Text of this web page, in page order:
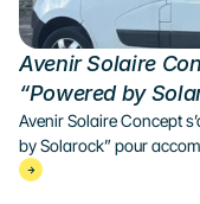
Avenir Solaire
“Powered by
solaire dans les
Avenir Solaire Concept
by Solarock” pour
photovoltaïque alpin, tout